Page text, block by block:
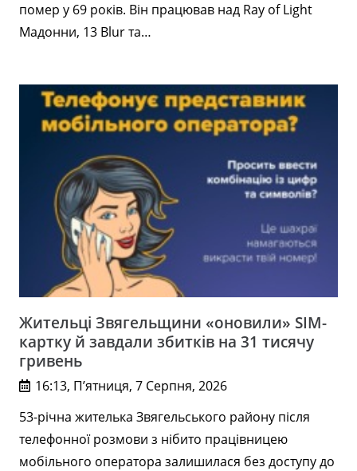
помер у 69 років. Він працював над Ray of Light
Мадонни, 13 Blur та…
Жительці Звягельщини «оновили» SIM-
картку й завдали збитків на 31 тисячу
гривень
16:13, П’ятниця, 7 Серпня, 2026
53-річна жителька Звягельського району після
телефонної розмови з нібито працівницею
мобільного оператора залишилася без доступу до